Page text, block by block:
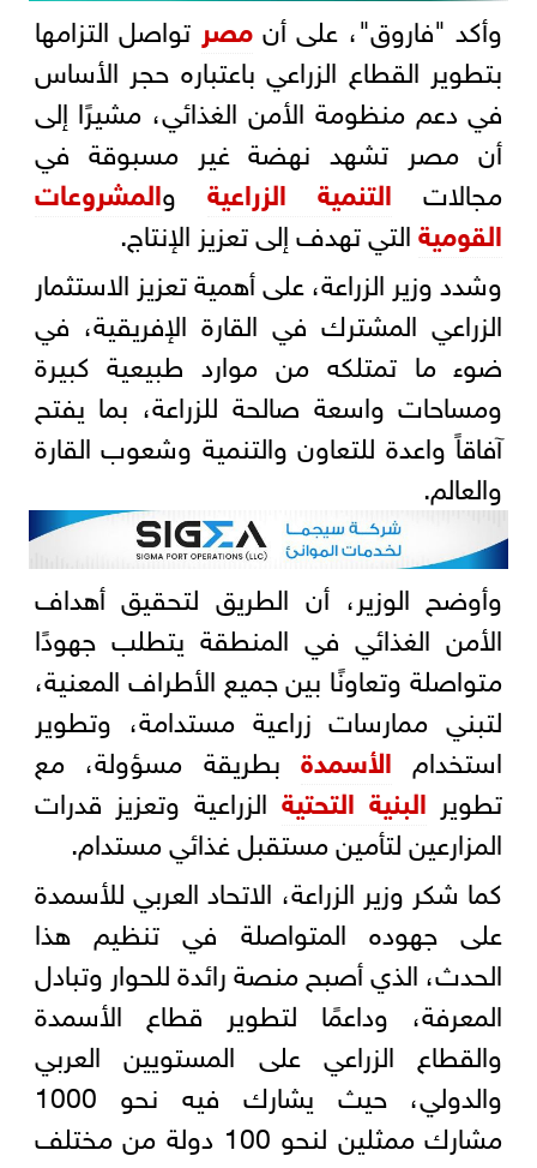
وأكد "فاروق"، على أنمصر تواصل التزامها
بتطوير القطاع الزراعي باعتباره حجر الأساس
في دعم منظومة الأمن الغذائي، مشيرًا إلى
أن مصر تشهد نهضة غير مسبوقة في
مجالات التنمية الزراعية والمشروعات
القوميةالتي تهدف إلى تعزيز الإنتاج.
وشدد وزير الزراعة، على أهمية تعزيز الاستثمار
الزراعي المشترك في القارة الإفريقية، في
ضوء ما تمتلكه من موارد طبيعية كبيرة
ومساحات واسعة صالحة للزراعة، بما يفتح
آفاقاً واعدة للتعاون والتنمية وشعوب القارة
والعالم.
وأوضح الوزير، أن الطريق لتحقيق أهداف
الأمن الغذائي في المنطقة يتطلب جهودًا
متواصلة وتعاونًا بين جميع الأطراف المعنية،
لتبني ممارسات زراعية مستدامة، وتطوير
استخدام الأسمدة بطريقة مسؤولة، مع
تطوير البنية التحتية الزراعية وتعزيز قدرات
المزارعين لتأمين مستقبل غذائي مستدام.
كما شكر وزير الزراعة، الاتحاد العربي للأسمدة
على جهوده المتواصلة في تنظيم هذا
الحدث، الذي أصبح منصة رائدة للحوار وتبادل
المعرفة، وداعمًا لتطوير قطاع الأسمدة
والقطاع الزراعي على المستويين العربي
والدولي، حيث يشارك فيه نحو 1000
مشارك ممثلين لنحو 100 دولة من مختلف